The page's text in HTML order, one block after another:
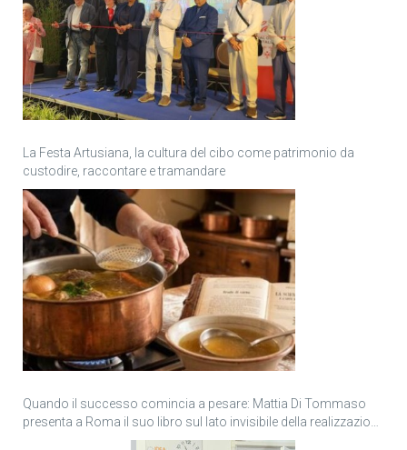
La Festa Artusiana, la cultura del cibo come patrimonio da
custodire, raccontare e tramandare
Quando il successo comincia a pesare: Mattia Di Tommaso
presenta a Roma il suo libro sul lato invisibile della realizzazione